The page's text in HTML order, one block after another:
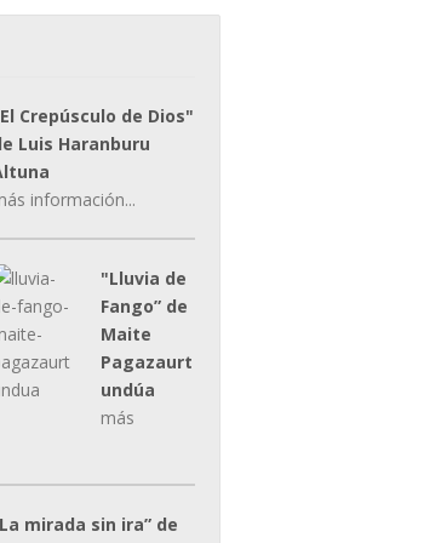
Crepúsculo de Dios"
Luis Haranburu
información...
"Lluvia de
Fango” de
Maite
Pagazaurt
undúa
más
mirada sin ira” de